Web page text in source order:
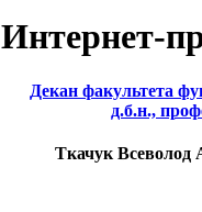
Интернет-
Декан факультета
д.б.н.,
Ткачук Всеволод